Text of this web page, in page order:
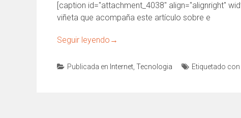
[caption id="attachment_4038" align="alignright"
viñeta que acompaña este artículo sobre e
Seguir leyendo →
Publicada en Internet Tecnologia Etiquetado con